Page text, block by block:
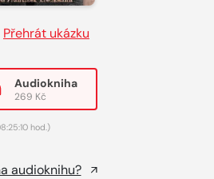
Přehrát ukázku
Audiokniha
269 Kč
hod.)
audioknihu?